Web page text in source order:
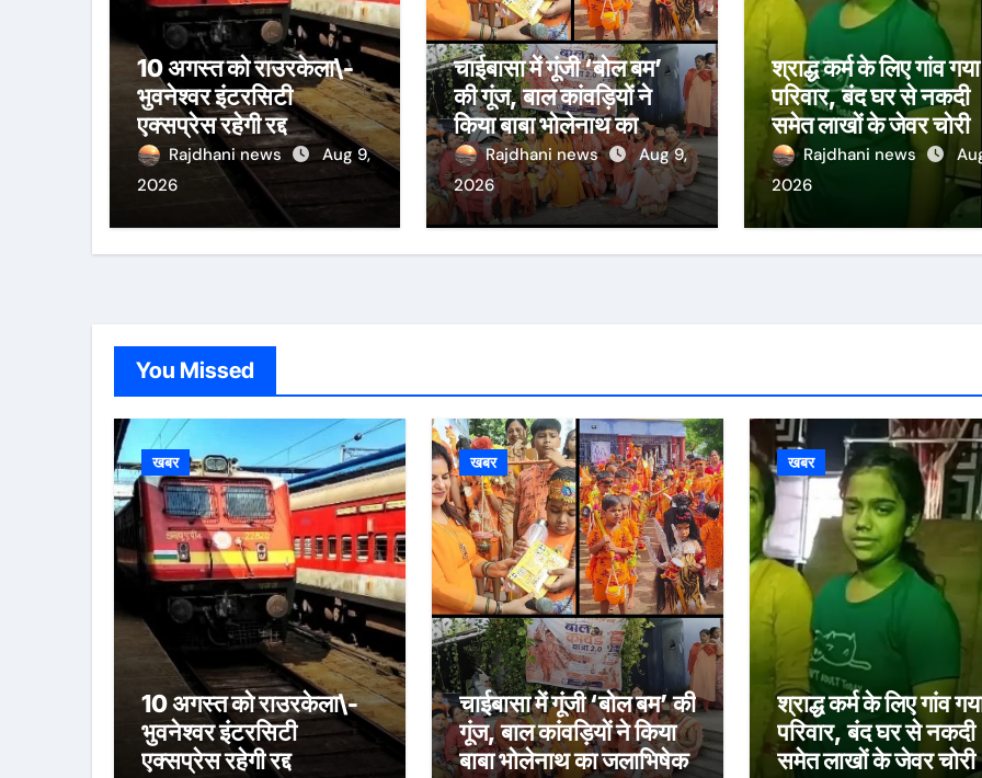
10 अगस्त को राउरकेला\-
भुवनेश्वर इंटरसिटी
एक्सप्रेस रहेगी रद्द
Rajdhani news
Aug 9,
2026
चाईबासा में गूंजी ‘बोल बम’
की गूंज, बाल कांवड़ियों ने
किया बाबा भोलेनाथ का
जलाभिषेक
Rajdhani news
Aug 9,
2026
श्राद्ध कर्म के लिए गांव
परिवार, बंद घर से नकदी
समेत लाखों के जेवर चोरी
Rajdhani news
2026
You Missed
खबर
10 अगस्त को राउरकेला\-
भुवनेश्वर इंटरसिटी
एक्सप्रेस रहेगी रद्द
खबर
चाईबासा में गूंजी ‘बोल बम’ की
गूंज, बाल कांवड़ियों ने किया
बाबा भोलेनाथ का जलाभिषेक
खबर
श्राद्ध कर्म के लिए गांव
परिवार, बंद घर से नकदी
समेत लाखों के जेवर चोरी